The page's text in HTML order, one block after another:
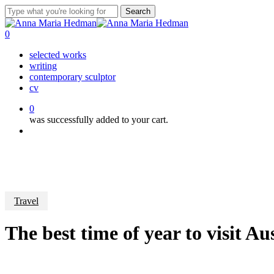
Skip
to
main
Search
Close
Search
0
selected works
writing
contemporary sculptor
cv
0
was successfully added to your cart.
Travel
The best time of year to visit